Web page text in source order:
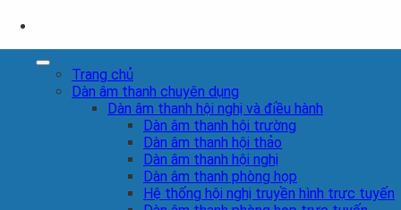
Trang chủ
Dàn âm thanh chuyên dụng
Dàn âm thanh hội nghị và điều hành
Dàn âm thanh hội trường
Dàn âm thanh hội thảo
Dàn âm thanh hội nghị
Dàn âm thanh phòng họp
Hệ thống hội nghị truyền hình trực tuyến